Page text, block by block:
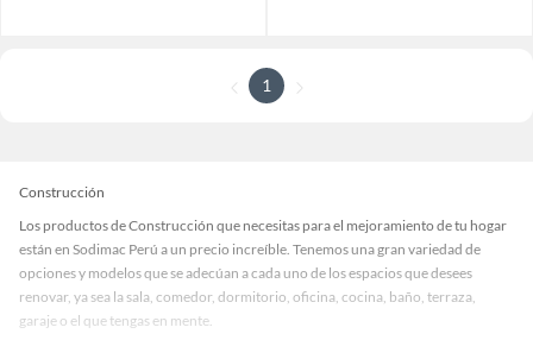
1
Construcción
Los productos de Construcción que necesitas para el mejoramiento de tu hogar
están en Sodimac Perú a un precio increíble. Tenemos una gran variedad de
opciones y modelos que se adecúan a cada uno de los espacios que desees
renovar, ya sea la sala, comedor, dormitorio, oficina, cocina, baño, terraza,
garaje o el que tengas en mente.